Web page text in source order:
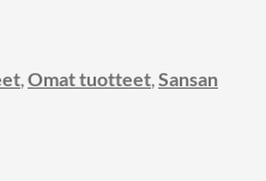
,Omat tuotteet,Sansan